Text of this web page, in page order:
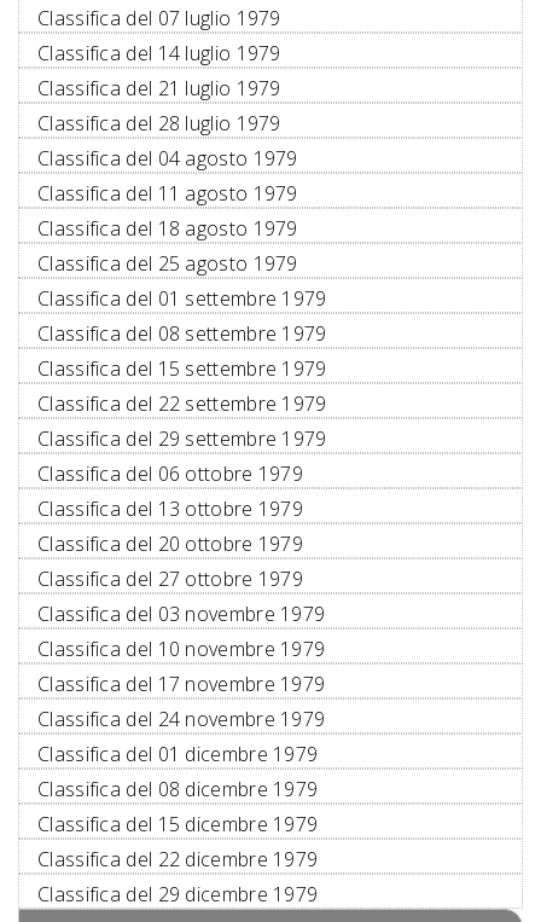
Classifica del 07 luglio 1979
Classifica del 14 luglio 1979
Classifica del 21 luglio 1979
Classifica del 28 luglio 1979
Classifica del 04 agosto 1979
Classifica del 11 agosto 1979
Classifica del 18 agosto 1979
Classifica del 25 agosto 1979
Classifica del 01 settembre 1979
Classifica del 08 settembre 1979
Classifica del 15 settembre 1979
Classifica del 22 settembre 1979
Classifica del 29 settembre 1979
Classifica del 06 ottobre 1979
Classifica del 13 ottobre 1979
Classifica del 20 ottobre 1979
Classifica del 27 ottobre 1979
Classifica del 03 novembre 1979
Classifica del 10 novembre 1979
Classifica del 17 novembre 1979
Classifica del 24 novembre 1979
Classifica del 01 dicembre 1979
Classifica del 08 dicembre 1979
Classifica del 15 dicembre 1979
Classifica del 22 dicembre 1979
Classifica del 29 dicembre 1979